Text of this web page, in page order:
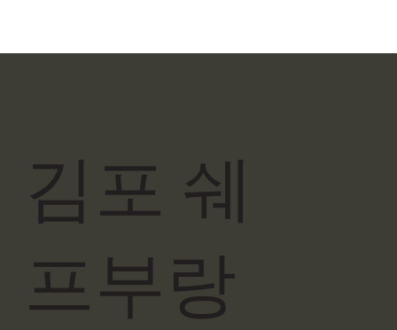
김포 쉐
프부랑